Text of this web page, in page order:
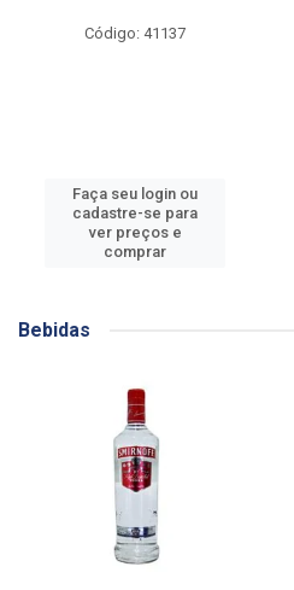
Código: 41137
Faça seu login ou
cadastre-se para
ver preços e
comprar
Bebidas